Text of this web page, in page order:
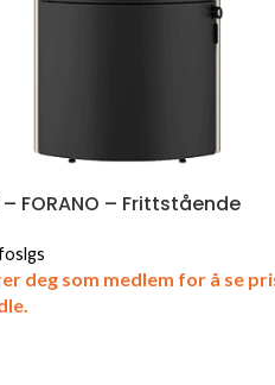
FORANO – Frittstående
deg som medlem for å se